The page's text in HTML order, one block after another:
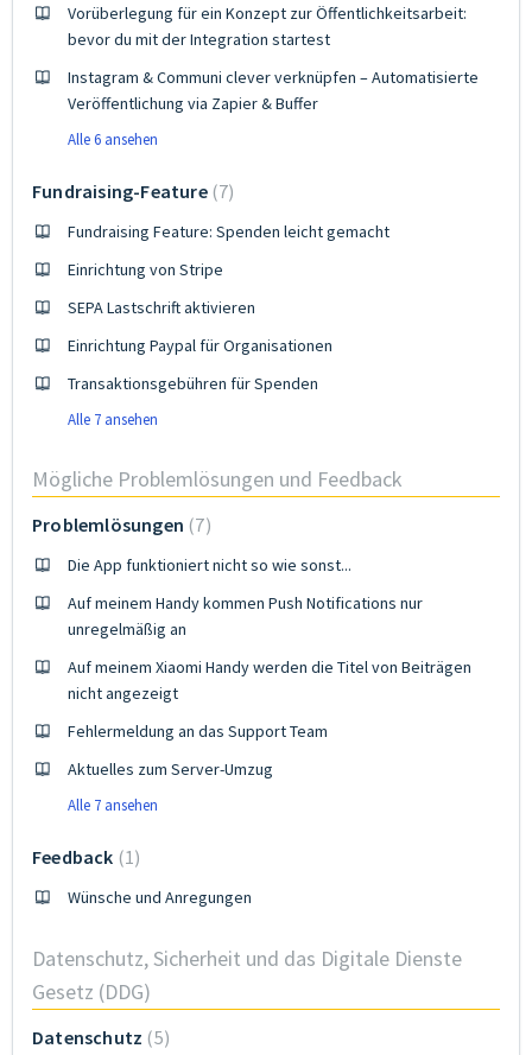
Vorüberlegung für ein Konzept zur Öffentlichkeitsarbeit:
bevor du mit der Integration startest
Instagram & Communi clever verknüpfen – Automatisierte
Veröffentlichung via Zapier & Buffer
Alle 6 ansehen
Fundraising-Feature 7
Fundraising Feature: Spenden leicht gemacht
Einrichtung von Stripe
SEPA Lastschrift aktivieren
Einrichtung Paypal für Organisationen
Transaktionsgebühren für Spenden
Alle 7 ansehen
Mögliche Problemlösungen und Feedback
Problemlösungen 7
Die App funktioniert nicht so wie sonst...
Auf meinem Handy kommen Push Notifications nur
unregelmäßig an
Auf meinem Xiaomi Handy werden die Titel von Beiträgen
nicht angezeigt
Fehlermeldung an das Support Team
Aktuelles zum Server-Umzug
Alle 7 ansehen
Feedback 1
Wünsche und Anregungen
Datenschutz, Sicherheit und das Digitale Dienste
Gesetz (DDG)
Datenschutz 5